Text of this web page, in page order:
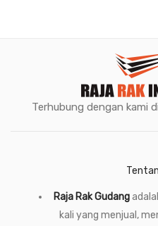
Terhubung dengan kami
Raja Rak Gudang
kali yang menjual,